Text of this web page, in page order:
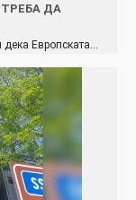
ДА
дека Европската…